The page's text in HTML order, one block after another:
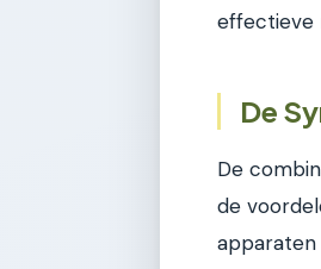
effectieve
De
De
de